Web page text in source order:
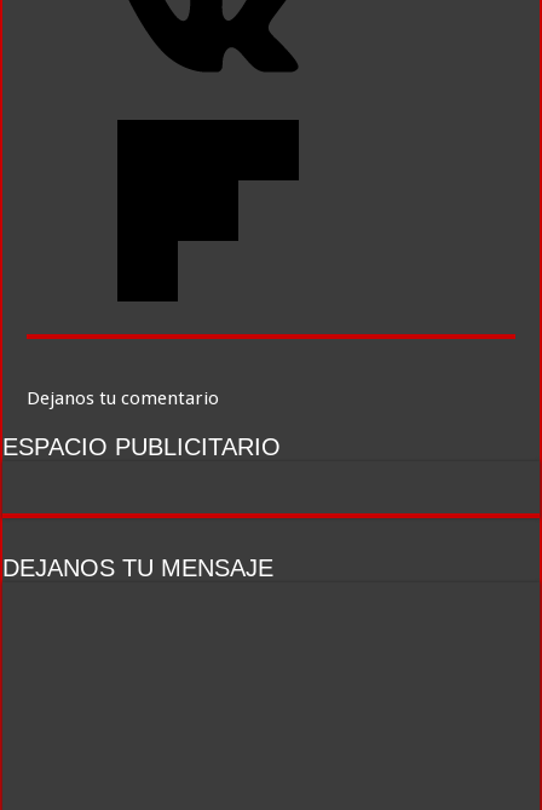
Dejanos tu comentario
ESPACIO PUBLICITARIO
DEJANOS TU MENSAJE